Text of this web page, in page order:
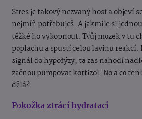
Stres je takový nezvaný host a objeví
nejmíň potřebuješ. A jakmile si
těžké ho vykopnout. Tvůj mozek v tu
poplachu a spustí celou lavinu reakcí.
signál do hypofýzy, ta zas nahodí
začnou pumpovat kortizol. No a co
dělá?
Pokožka ztrácí hydrataci